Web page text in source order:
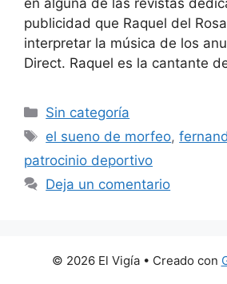
publicidad que Raquel del
interpretar la música de los
Direct. Raquel es la cantante
Categorías
Sin categoría
Etiquetas
el sueno de morfeo,
patrocinio deportivo
Deja un comentario
© 2026 El Vigía• Creado con